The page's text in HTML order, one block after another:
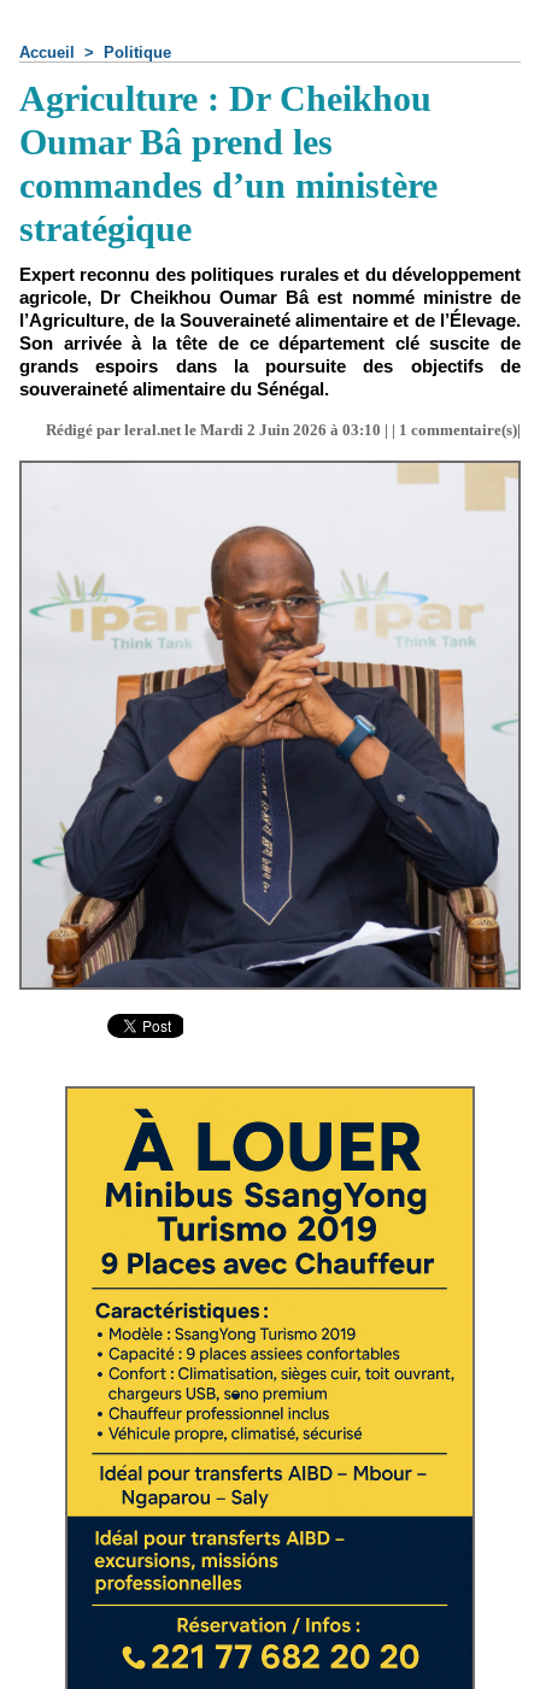
Accueil > Politique
Agriculture : Dr Cheikhou
Oumar Bâ prend les
commandes d’un ministère
stratégique
Expert reconnu des politiques rurales et du développement
agricole, Dr Cheikhou Oumar Bâ est nommé ministre de
l’Agriculture, de la Souveraineté alimentaire et de l’Élevage.
Son arrivée à la tête de ce département clé suscite de
grands espoirs dans la poursuite des objectifs de
souveraineté alimentaire du Sénégal.
Rédigé par leral.net le Mardi 2 Juin 2026 à 03:10 | | 1 commentaire(s)|